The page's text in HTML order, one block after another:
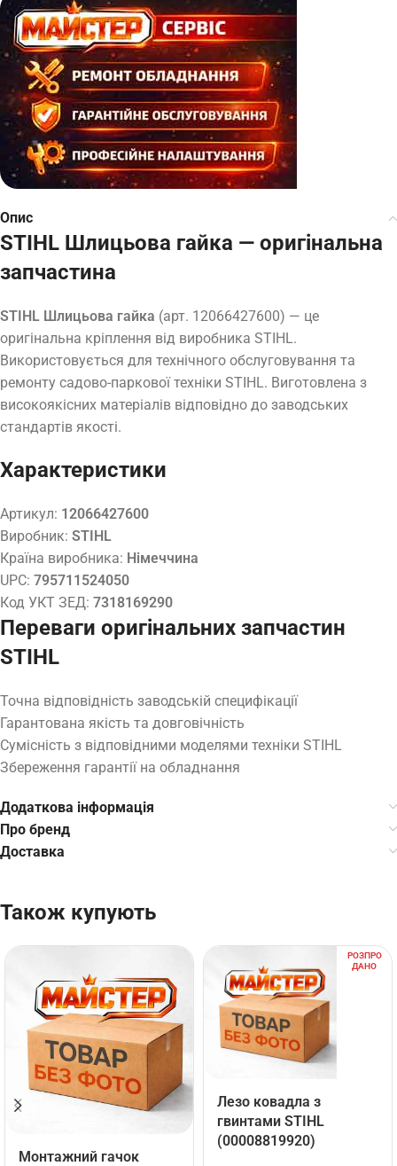
Опис
STIHL Шлицьова гайка — оригінальна
запчастина
STIHL Шлицьова гайка (арт. 12066427600) — це
оригінальна кріплення від виробника STIHL.
Використовується для технічного обслуговування та
ремонту садово-паркової техніки STIHL. Виготовлена з
високоякісних матеріалів відповідно до заводських
стандартів якості.
Характеристики
Артикул: 12066427600
Виробник: STIHL
Країна виробника: Німеччина
UPC: 795711524050
Код УКТ ЗЕД: 7318169290
Переваги оригінальних запчастин
STIHL
Точна відповідність заводській специфікації
Гарантована якість та довговічність
Сумісність з відповідними моделями техніки STIHL
Збереження гарантії на обладнання
Додаткова інформація
Про бренд
Доставка
Також купують
Монтажний гачок
РОЗПРО
ДАНО
Лезо ковадла з
гвинтами STIHL
(00008819920)